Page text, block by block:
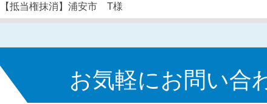
【抵当権抹消】浦安市 T様
2024年8月16日（金）営業時間変更のお知らせ
お気軽にお問い合